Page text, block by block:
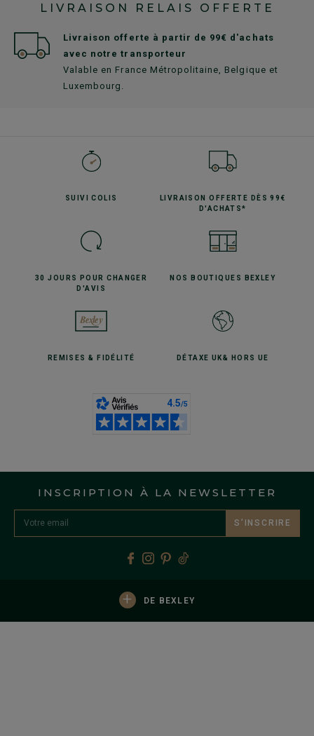
LIVRAISON RELAIS OFFERTE
Livraison offerte à partir de 99€ d'achats
avec notre transporteur
Valable en France Métropolitaine, Belgique et
Luxembourg.
SUIVICOLIS LIVRAISON OFFERTE
DÈS 99€
D'ACHATS*
30 JOURS POURCHANGER
D'AVIS
NOS BOUTIQUES BEXLEY
REMISES& FIDÉLITÉ DÉTAXE UK& HORS UE
INSCRIPTION À LA NEWSLETTER
S’INSCRIRE
+ DE BEXLEY